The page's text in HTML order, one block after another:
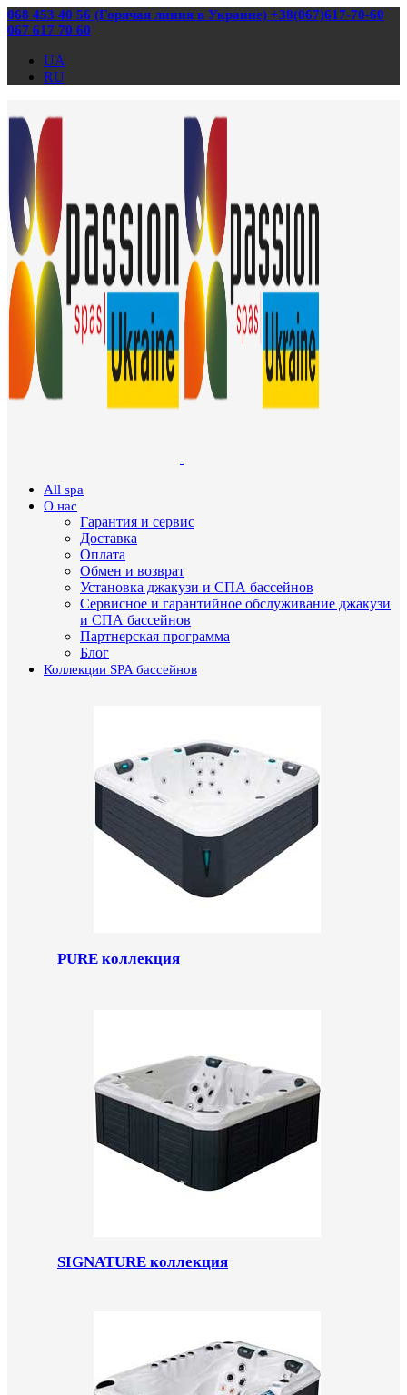
068 453 40 56 (Горячая линия в Украине) +38(067)617-70-60
067 617 70 60
UA
RU
All spa
О нас
Гарантия и сервис
Доставка
Оплата
Обмен и возврат
Установка джакузи и СПА бассейнов
Сервисное и гарантийное обслуживание джакузи
и СПА бассейнов
Партнерская программа
Блог
Коллекции SPA бассейнов
PURE коллекция
SIGNATURE коллекция